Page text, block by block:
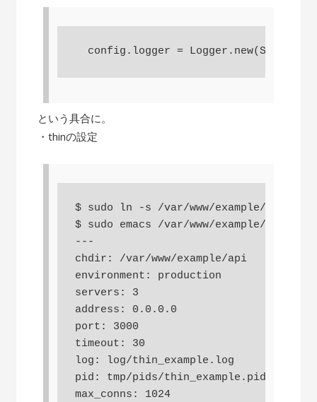
  config.logger = Logger.new(STDOUT)
という具合に。
・thinの設定
$ sudo ln -s /var/www/example/api/
$ sudo emacs /var/www/example/api/
---
chdir: /var/www/example/api
environment: production
servers: 3
address: 0.0.0.0
port: 3000
timeout: 30
log: log/thin_example.log
pid: tmp/pids/thin_example.pid
max_conns: 1024